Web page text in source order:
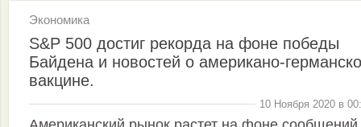
Экономика
S&P 500 достиг рекорда на фоне победы
Байдена и новостей о американо-
вакцине.
10 Ноября 2020 в